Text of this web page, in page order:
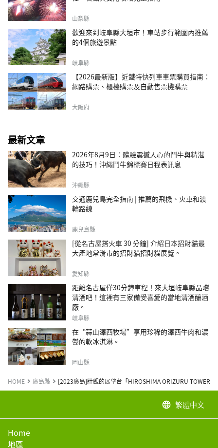
山梨縣
歡迎來到岐阜縣大垣市！車站步行範圍內推薦
的4個旅遊景點
岐阜縣
【2026最新版】近鐵特快列車車票購買指南：
網路購票、櫃檯購票及自動售票機購票
大阪府
最新文章
2026年8月9日：體驗震撼人心的鬥牛與精湛
的技巧！沖繩鬥牛錦標賽日程表訊息
沖繩縣
交通鹿兒島完全指南 | 推薦的飛機、火車和渡
輪路線
鹿兒島縣
[從名古屋搭火車 30 分鐘] 介紹日本招財貓最
大產地常滑市的招財貓招財貓展覽。
愛知縣
距離名古屋僅30分鐘車程！來大垣岐阜縣品嚐
清酒吧！這裡有三家備受喜愛的當地清酒釀酒
廠。
岐阜縣
在“蒜山澤西牧場”享用珍稀的澤西牛肉和濃
鬱的軟冰淇淋。
岡山縣
HOME 廣島縣 [2023廣島]壯觀的展望台「HIROSHIMA ORIZURU TOWER
language 繁體中文
Home
地區